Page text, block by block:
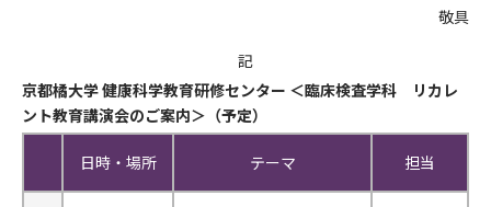
敬具
記
京都橘大学 健康科学教育研修センター ＜臨床検査学科 リカレ
ント教育講演会のご案内＞（予定）
日時・場所 テーマ 担当